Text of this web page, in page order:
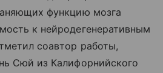
функцию мозга
к нейродегенеративным
соавтор работы,
Сюй из Калифорнийского